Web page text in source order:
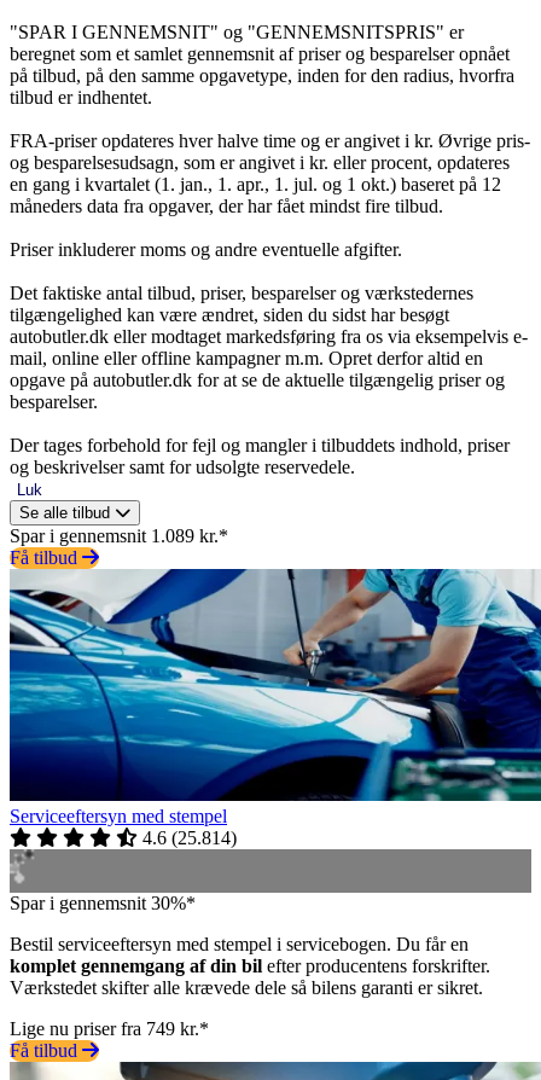
"SPAR I GENNEMSNIT" og "GENNEMSNITSPRIS" er
beregnet som et samlet gennemsnit af priser og besparelser opnået
på tilbud, på den samme opgavetype, inden for den radius, hvorfra
tilbud er indhentet.
FRA-priser opdateres hver halve time og er angivet i kr. Øvrige pris-
og besparelsesudsagn, som er angivet i kr. eller procent, opdateres
en gang i kvartalet (1. jan., 1. apr., 1. jul. og 1 okt.) baseret på 12
måneders data fra opgaver, der har fået mindst fire tilbud.
Priser inkluderer moms og andre eventuelle afgifter.
Det faktiske antal tilbud, priser, besparelser og værkstedernes
tilgængelighed kan være ændret, siden du sidst har besøgt
autobutler.dk eller modtaget markedsføring fra os via eksempelvis e-
mail, online eller offline kampagner m.m. Opret derfor altid en
opgave på autobutler.dk for at se de aktuelle tilgængelig priser og
besparelser.
Der tages forbehold for fejl og mangler i tilbuddets indhold, priser
og beskrivelser samt for udsolgte reservedele.
Luk
Se alle tilbud
Spar i gennemsnit 1.089 kr.*
Få tilbud
Serviceeftersyn med stempel
4.6 (25.814)
Spar i gennemsnit 30%*
Bestil serviceeftersyn med stempel i servicebogen. Du får en
komplet gennemgang af din bil efter producentens forskrifter.
Værkstedet skifter alle krævede dele så bilens garanti er sikret.
Lige nu priser fra 749 kr.*
Få tilbud